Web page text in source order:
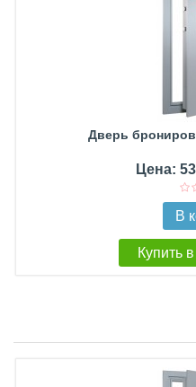
Дверь
Цена:
В
Купить